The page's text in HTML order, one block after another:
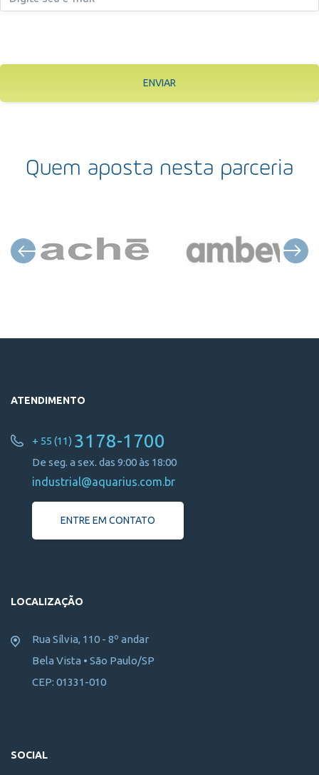
ENVIAR
Quem aposta nesta parceria
ATENDIMENTO
+ 55 (11) 3178-1700
De seg. a sex. das 9:00 às 18:00
industrial@aquarius.com.br
ENTRE EM CONTATO
LOCALIZAÇÃO
Rua Sílvia, 110 - 8º andar
Bela Vista • São Paulo/SP
CEP: 01331-010
SOCIAL